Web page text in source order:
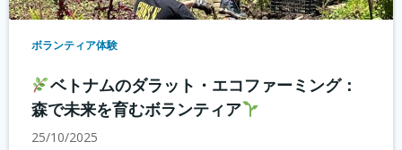
ボランティア体験
ベトナムのダラット・エコファーミング：
森で未来を育むボランティア
25/10/2025